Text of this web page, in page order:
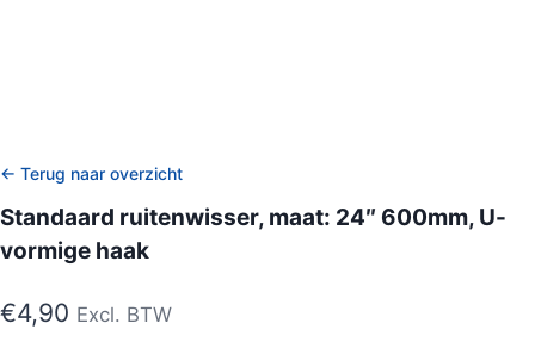
← Terug naar overzicht
Standaard ruitenwisser, maat: 24″ 600mm, U-
vormige haak
€4,90 Excl. BTW